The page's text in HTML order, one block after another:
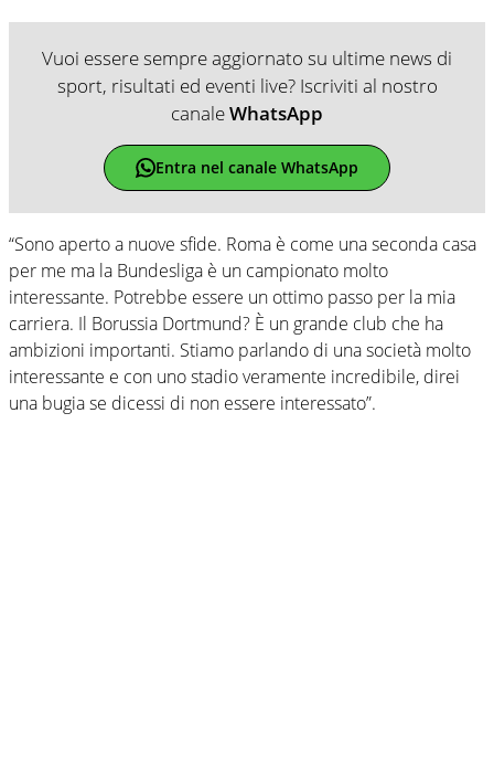
Vuoi essere sempre aggiornato su ultime news di
sport, risultati ed eventi live? Iscriviti al nostro
canaleWhatsApp
Entra nel canale WhatsApp
“Sono aperto a nuove sfide. Roma è come una seconda casa
per me ma la Bundesliga è un campionato molto
interessante. Potrebbe essere un ottimo passo per la mia
carriera. Il Borussia Dortmund? È un grande club che ha
ambizioni importanti. Stiamo parlando di una società molto
interessante e con uno stadio veramente incredibile, direi
una bugia se dicessi di non essere interessato”.